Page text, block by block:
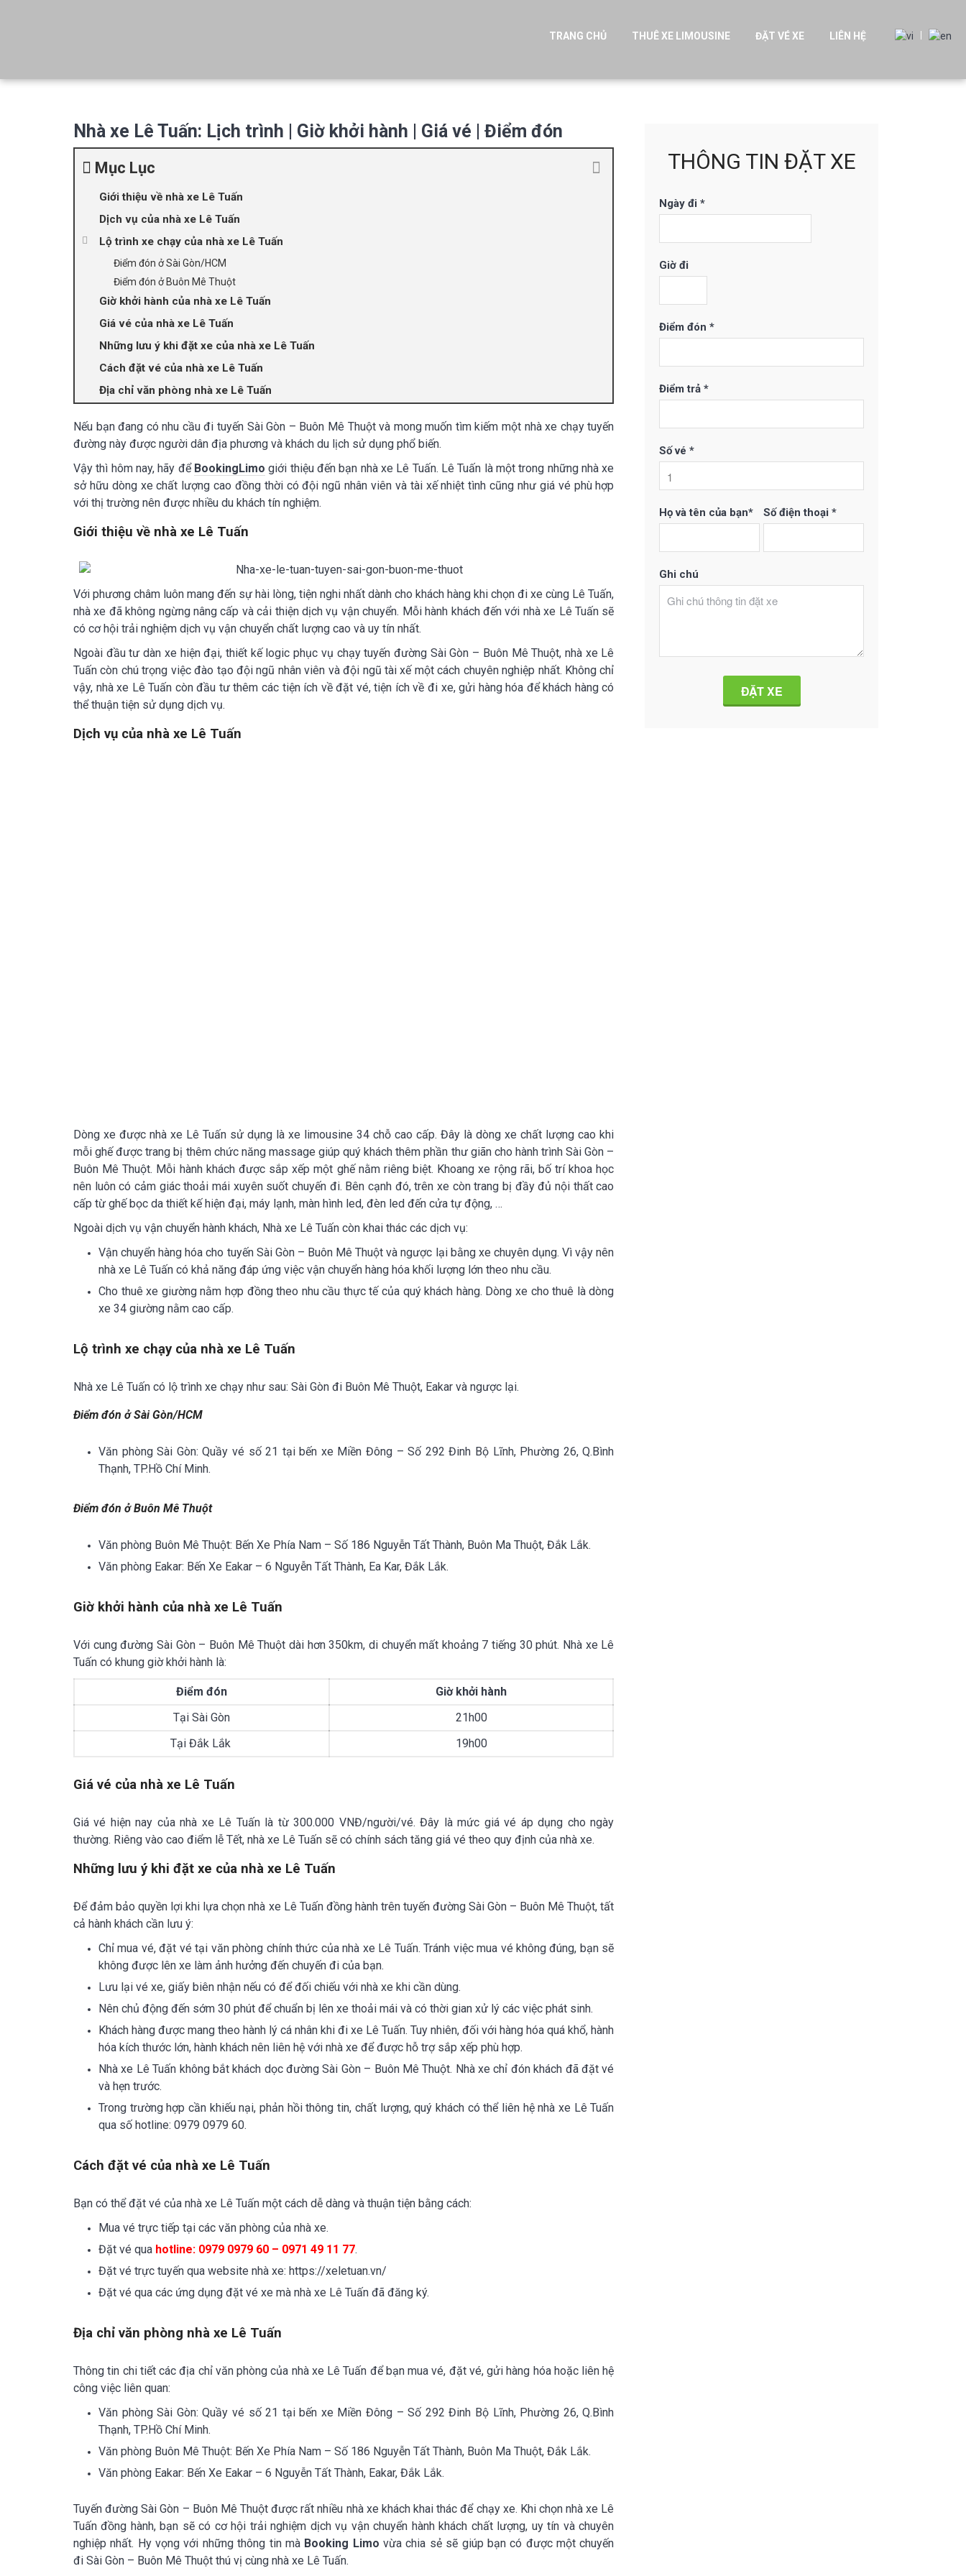
TRANG CHỦ THUÊ XE LIMOUSINE ĐẶT VÉ XE LIÊN HỆ
Nhà xe Lê Tuấn: Lịch trình | Giờ khởi hành | Giá vé | Điểm đón
Mục Lục
Giới thiệu về nhà xe Lê Tuấn
Dịch vụ của nhà xe Lê Tuấn
Lộ trình xe chạy của nhà xe Lê Tuấn
Điểm đón ở Sài Gòn/HCM
Điểm đón ở Buôn Mê Thuột
Giờ khởi hành của nhà xe Lê Tuấn
Giá vé của nhà xe Lê Tuấn
Những lưu ý khi đặt xe của nhà xe Lê Tuấn
Cách đặt vé của nhà xe Lê Tuấn
Địa chỉ văn phòng nhà xe Lê Tuấn
Nếu bạn đang có nhu cầu đi tuyến Sài Gòn – Buôn Mê Thuột và mong muốn tìm kiếm một nhà xe chạy tuyến
đường này được người dân địa phương và khách du lịch sử dụng phổ biến.
Vậy thì hôm nay, hãy để BookingLimo giới thiệu đến bạn nhà xe Lê Tuấn. Lê Tuấn là một trong những nhà xe
sở hữu dòng xe chất lượng cao đồng thời có đội ngũ nhân viên và tài xế nhiệt tình cũng như giá vé phù hợp
với thị trường nên được nhiều du khách tín nghiệm.
Giới thiệu về nhà xe Lê Tuấn
Với phương châm luôn mang đến sự hài lòng, tiện nghi nhất dành cho khách hàng khi chọn đi xe cùng Lê Tuấn,
nhà xe đã không ngừng nâng cấp và cải thiện dịch vụ vận chuyển. Mỗi hành khách đến với nhà xe Lê Tuấn sẽ
có cơ hội trải nghiệm dịch vụ vận chuyển chất lượng cao và uy tín nhất.
Ngoài đầu tư dàn xe hiện đại, thiết kế logic phục vụ chạy tuyến đường Sài Gòn – Buôn Mê Thuột, nhà xe Lê
Tuấn còn chú trọng việc đào tạo đội ngũ nhân viên và đội ngũ tài xế một cách chuyên nghiệp nhất. Không chỉ
vậy, nhà xe Lê Tuấn còn đầu tư thêm các tiện ích về đặt vé, tiện ích về đi xe, gửi hàng hóa để khách hàng có
thể thuận tiện sử dụng dịch vụ.
Dịch vụ của nhà xe Lê Tuấn
Dòng xe được nhà xe Lê Tuấn sử dụng là xe limousine 34 chỗ cao cấp. Đây là dòng xe chất lượng cao khi
mỗi ghế được trang bị thêm chức năng massage giúp quý khách thêm phần thư giãn cho hành trình Sài Gòn –
Buôn Mê Thuột. Mỗi hành khách được sắp xếp một ghế nằm riêng biệt. Khoang xe rộng rãi, bố trí khoa học
nên luôn có cảm giác thoải mái xuyên suốt chuyến đi. Bên cạnh đó, trên xe còn trang bị đầy đủ nội thất cao
cấp từ ghế bọc da thiết kế hiện đại, máy lạnh, màn hình led, đèn led đến cửa tự động, …
Ngoài dịch vụ vận chuyển hành khách, Nhà xe Lê Tuấn còn khai thác các dịch vụ:
Vận chuyển hàng hóa cho tuyến Sài Gòn – Buôn Mê Thuột và ngược lại bằng xe chuyên dụng. Vì vậy nên
nhà xe Lê Tuấn có khả năng đáp ứng việc vận chuyển hàng hóa khối lượng lớn theo nhu cầu.
Cho thuê xe giường nằm hợp đồng theo nhu cầu thực tế của quý khách hàng. Dòng xe cho thuê là dòng
xe 34 giường nằm cao cấp.
Lộ trình xe chạy của nhà xe Lê Tuấn
Nhà xe Lê Tuấn có lộ trình xe chạy như sau: Sài Gòn đi Buôn Mê Thuột, Eakar và ngược lại.
Điểm đón ở Sài Gòn/HCM
Văn phòng Sài Gòn: Quầy vé số 21 tại bến xe Miền Đông – Số 292 Đinh Bộ Lĩnh, Phường 26, Q.Bình
Thạnh, TP.Hồ Chí Minh.
Điểm đón ở Buôn Mê Thuột
Văn phòng Buôn Mê Thuột: Bến Xe Phía Nam – Số 186 Nguyễn Tất Thành, Buôn Ma Thuột, Đắk Lắk.
Văn phòng Eakar: Bến Xe Eakar – 6 Nguyễn Tất Thành, Ea Kar, Đắk Lắk.
Giờ khởi hành của nhà xe Lê Tuấn
Với cung đường Sài Gòn – Buôn Mê Thuột dài hơn 350km, di chuyển mất khoảng 7 tiếng 30 phút. Nhà xe Lê
Tuấn có khung giờ khởi hành là:
Điểm đón
Giờ khởi hành
Tại Sài Gòn
21h00
Tại Đắk Lắk
19h00
Giá vé của nhà xe Lê Tuấn
Giá vé hiện nay của nhà xe Lê Tuấn là từ 300.000 VNĐ/người/vé. Đây là mức giá vé áp dụng cho ngày
thường. Riêng vào cao điểm lễ Tết, nhà xe Lê Tuấn sẽ có chính sách tăng giá vé theo quy định của nhà xe.
Những lưu ý khi đặt xe của nhà xe Lê Tuấn
Để đảm bảo quyền lợi khi lựa chọn nhà xe Lê Tuấn đồng hành trên tuyến đường Sài Gòn – Buôn Mê Thuột, tất
cả hành khách cần lưu ý:
Chỉ mua vé, đặt vé tại văn phòng chính thức của nhà xe Lê Tuấn. Tránh việc mua vé không đúng, bạn sẽ
không được lên xe làm ảnh hưởng đến chuyến đi của bạn.
Lưu lại vé xe, giấy biên nhận nếu có để đối chiếu với nhà xe khi cần dùng.
Nên chủ động đến sớm 30 phút để chuẩn bị lên xe thoải mái và có thời gian xử lý các việc phát sinh.
Khách hàng được mang theo hành lý cá nhân khi đi xe Lê Tuấn. Tuy nhiên, đối với hàng hóa quá khổ, hành
hóa kích thước lớn, hành khách nên liên hệ với nhà xe để được hỗ trợ sắp xếp phù hợp.
Nhà xe Lê Tuấn không bắt khách dọc đường Sài Gòn – Buôn Mê Thuột. Nhà xe chỉ đón khách đã đặt vé
và hẹn trước.
Trong trường hợp cần khiếu nại, phản hồi thông tin, chất lượng, quý khách có thể liên hệ nhà xe Lê Tuấn
qua số hotline: 0979 0979 60.
Cách đặt vé của nhà xe Lê Tuấn
Bạn có thể đặt vé của nhà xe Lê Tuấn một cách dễ dàng và thuận tiện bằng cách:
Mua vé trực tiếp tại các văn phòng của nhà xe.
Đặt vé qua hotline: 0979 0979 60 – 0971 49 11 77.
Đặt vé trực tuyến qua website nhà xe: https://xeletuan.vn/
Đặt vé qua các ứng dụng đặt vé xe mà nhà xe Lê Tuấn đã đăng ký.
Địa chỉ văn phòng nhà xe Lê Tuấn
Thông tin chi tiết các địa chỉ văn phòng của nhà xe Lê Tuấn để bạn mua vé, đặt vé, gửi hàng hóa hoặc liên hệ
công việc liên quan:
Văn phòng Sài Gòn: Quầy vé số 21 tại bến xe Miền Đông – Số 292 Đinh Bộ Lĩnh, Phường 26, Q.Bình
Thạnh, TP.Hồ Chí Minh.
Văn phòng Buôn Mê Thuột: Bến Xe Phía Nam – Số 186 Nguyễn Tất Thành, Buôn Ma Thuột, Đắk Lắk.
Văn phòng Eakar: Bến Xe Eakar – 6 Nguyễn Tất Thành, Eakar, Đắk Lắk.
Tuyến đường Sài Gòn – Buôn Mê Thuột được rất nhiều nhà xe khách khai thác để chạy xe. Khi chọn nhà xe Lê
Tuấn đồng hành, bạn sẽ có cơ hội trải nghiệm dịch vụ vận chuyển hành khách chất lượng, uy tín và chuyên
nghiệp nhất. Hy vọng với những thông tin mà Booking Limovừa chia sẻ sẽ giúp bạn có được một chuyến
đi Sài Gòn – Buôn Mê Thuột thú vị cùng nhà xe Lê Tuấn.
THÔNG TIN ĐẶT XE
Ngày đi *
Giờ đi
Điểm đón *
Điểm trả *
Số vé *
Họ và tên của bạn* Số điện thoại *
Ghi chú